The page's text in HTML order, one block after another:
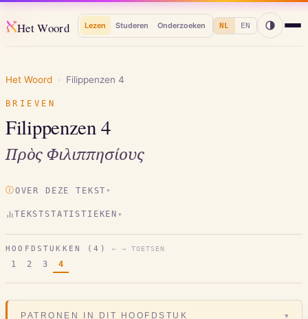
אHet Woord Lezen Studeren Onderzoeken NL EN
Het Woord · Filippenzen 4
BRIEVEN
Filippenzen4
Πρὸς Φιλιππησίους
ⒾOVER DEZE TEKST ▾
TEKSTSTATISTIEKEN ▾
HOOFDSTUKKEN (4 ) ← → TOETSEN
1 2 3 4
PATRONEN IN DIT HOOFDSTUK ▾